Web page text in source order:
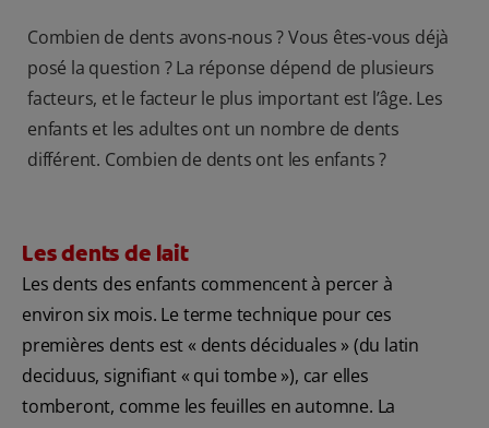
Combien de dents avons-nous ? Vous êtes-vous déjà
posé la question ? La réponse dépend de plusieurs
facteurs, et le facteur le plus important est l’âge. Les
enfants et les adultes ont un nombre de dents
différent. Combien de dents ont les enfants ?
Les dents de lait
Les dents des enfants commencent à percer à
environ six mois. Le terme technique pour ces
premières dents est « dents déciduales » (du latin
deciduus, signifiant « qui tombe »), car elles
tomberont, comme les feuilles en automne. La